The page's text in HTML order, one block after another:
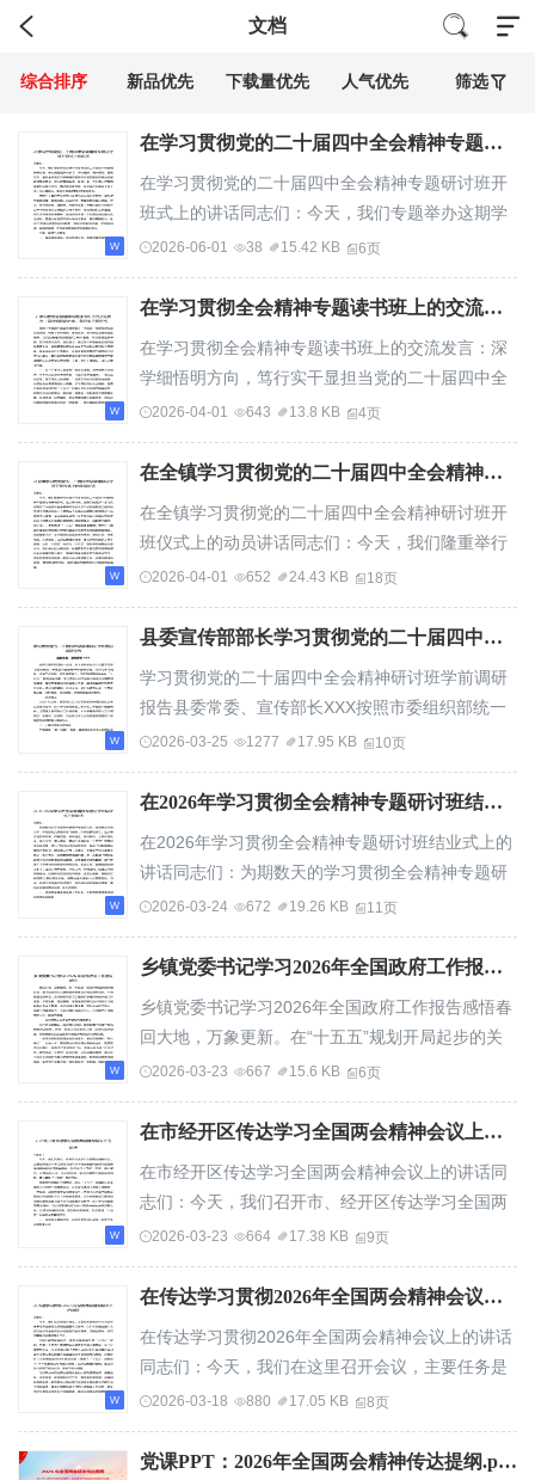
文档
综合排序 新品优先 下载量优先 人气优先 筛选
在学习贯彻党的二十届四中全会精神专题研讨班开班式上的讲话
在学习贯彻党的二十届四中全会精神专题研讨班开
班式上的讲话同志们：今天，我们专题举办这期学
习贯彻党的二十届四中全会精神研讨班，核心任...
2026-06-01 38 15.42 KB 6页
在学习贯彻全会精神专题读书班上的交流发言：深学细悟明方向，笃行实干显担当
在学习贯彻全会精神专题读书班上的交流发言：深
学细悟明方向，笃行实干显担当党的二十届四中全
会系统擘画了“十五五”时期经济社会发展蓝图...
2026-04-01 643 13.8 KB 4页
在全镇学习贯彻党的二十届四中全会精神研讨班开班仪式上的动员讲话
在全镇学习贯彻党的二十届四中全会精神研讨班开
班仪式上的动员讲话同志们：今天，我们隆重举行
全镇学习贯彻党的二十届四中全会精神专题研讨...
2026-04-01 652 24.43 KB 18页
县委宣传部部长学习贯彻党的二十届四中全会精神研讨班学前调研报告
学习贯彻党的二十届四中全会精神研讨班学前调研
报告县委常委、宣传部长XXX按照市委组织部统一
安排，本人即将参加全市市管干部学习贯彻党的...
2026-03-25 1277 17.95 KB 10页
在2026年学习贯彻全会精神专题研讨班结业式上的讲话
在2026年学习贯彻全会精神专题研讨班结业式上的
讲话同志们：为期数天的学习贯彻全会精神专题研
讨班，在大家共同努力下，即将顺利完成各项学...
2026-03-24 672 19.26 KB 11页
乡镇党委书记学习2026年全国政府工作报告感悟
乡镇党委书记学习2026年全国政府工作报告感悟春
回大地，万象更新。在“十五五”规划开局起步的关
键时刻，第十四届全国人民代表大会第四次会...
2026-03-23 667 15.6 KB 6页
在市经开区传达学习全国两会精神会议上的讲话
在市经开区传达学习全国两会精神会议上的讲话同
志们：今天，我们召开市、经开区传达学习全国两
会精神会议，主要任务是深入学习贯彻习近平总...
2026-03-23 664 17.38 KB 9页
在传达学习贯彻2026年全国两会精神会议上的讲话
在传达学习贯彻2026年全国两会精神会议上的讲话
同志们：今天，我们在这里召开会议，主要任务是
传达学习习近平总书记在全国两会期间的重要讲...
2026-03-18 880 17.05 KB 8页
党课PPT：2026年全国两会精神传达提纲.pptx